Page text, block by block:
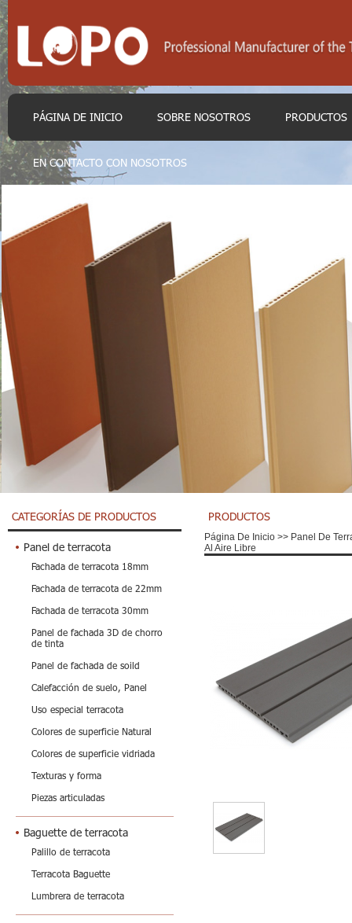
PÁGINA DE INICIO SOBRE NOSOTROS PRODUCTOS
EN CONTACTO CON NOSOTROS
CATEGORÍAS DE PRODUCTOS
Panel de terracota
Fachada de terracota 18mm
Fachada de terracota de 22mm
Fachada de terracota 30mm
Panel de fachada 3D de chorro
de tinta
Panel de fachada de soild
Calefacción de suelo, Panel
Uso especial terracota
Colores de superficie Natural
Colores de superficie vidriada
Texturas y forma
Piezas articuladas
Baguette de terracota
Palillo de terracota
Terracota Baguette
Lumbrera de terracota
PRODUCTOS
Página De Inicio >> Panel De
Al Aire Libre